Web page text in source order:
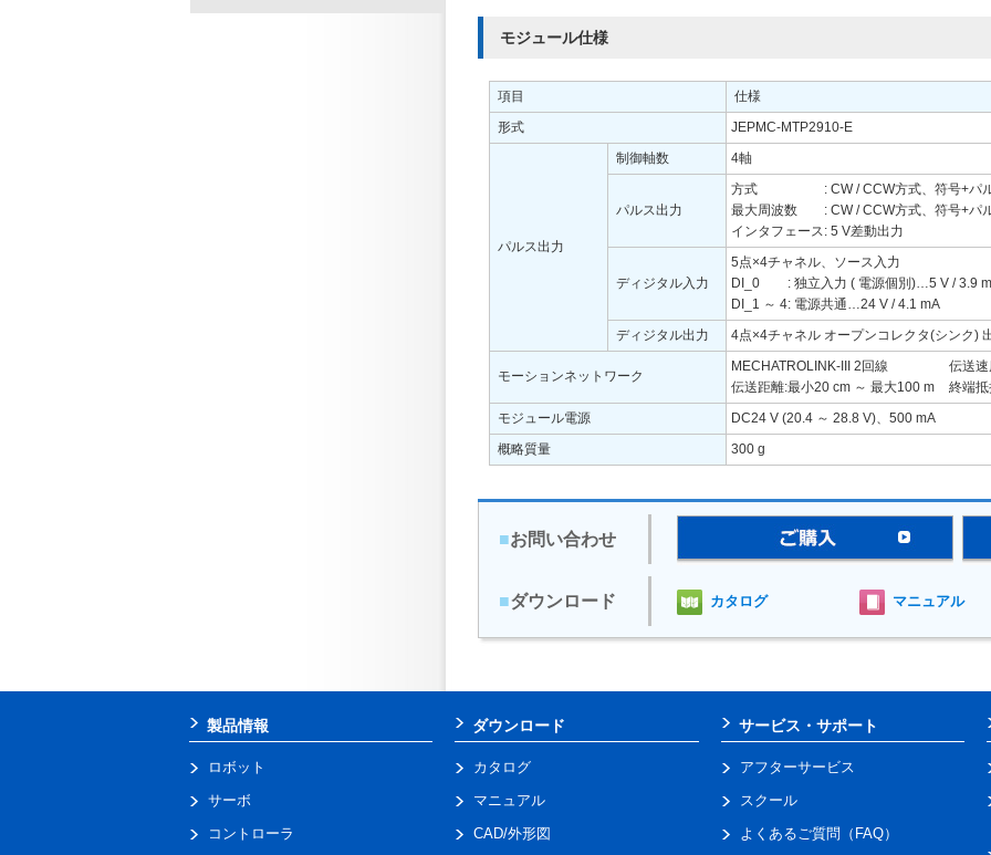
モジュール仕様
項目
仕様
形式
JEPMC-MTP2910-E
パルス出力
制御軸数 4軸
パルス出力
方式
: CW / CCW方式、符号+パ
最大周波数
: CW / CCW方式、符号+
インタフェース: 5 V差動出力
ディジタル入力
5点×4チャネル、ソース入力
DI_0
: 独立入力 ( 電源個別)…5 V / 3.9
DI_1 ～ 4: 電源共通…24 V / 4.1 mA
ディジタル出力
4点×4チャネル オープンコレクタ(シンク)
モーションネットワーク
MECHATROLINK-III 2回線
伝送
伝送距離:最小20 cm ～ 最大100 m
終端
モジュール電源
DC24 V (20.4 ～ 28.8 V)、500 mA
概略質量
300 g
■お問い合わせ
■ダウンロード カタログ マニュアル
製品情報
ロボット
サーボ
コントローラ
ダウンロード
カタログ
マニュアル
CAD/外形図
サービス・サポート
アフターサービス
スクール
よくあるご質問（FAQ）